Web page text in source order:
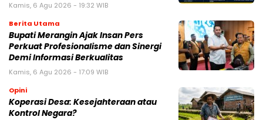
Kamis, 6 Agu 2026 - 19:32 WIB
Berita Utama
Bupati Merangin Ajak Insan Pers
Perkuat Profesionalisme dan Sinergi
Demi Informasi Berkualitas
Kamis, 6 Agu 2026 - 17:09 WIB
Opini
Koperasi Desa: Kesejahteraan atau
Kontrol Negara?